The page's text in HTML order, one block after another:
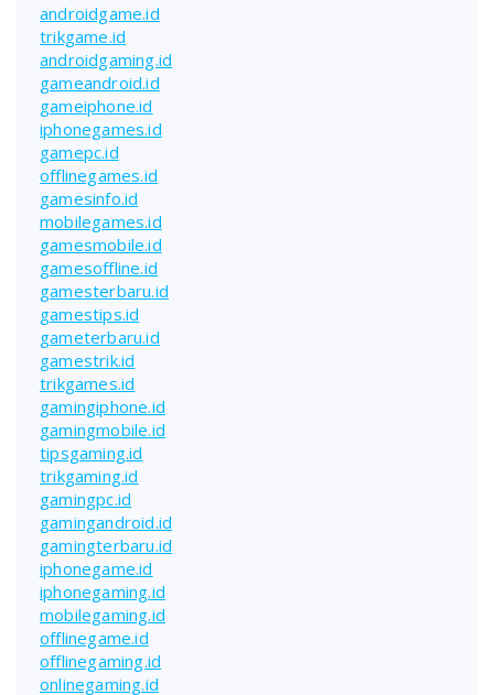
androidgame.id
trikgame.id
androidgaming.id
gameandroid.id
gameiphone.id
iphonegames.id
gamepc.id
offlinegames.id
gamesinfo.id
mobilegames.id
gamesmobile.id
gamesoffline.id
gamesterbaru.id
gamestips.id
gameterbaru.id
gamestrik.id
trikgames.id
gamingiphone.id
gamingmobile.id
tipsgaming.id
trikgaming.id
gamingpc.id
gamingandroid.id
gamingterbaru.id
iphonegame.id
iphonegaming.id
mobilegaming.id
offlinegame.id
offlinegaming.id
onlinegaming.id